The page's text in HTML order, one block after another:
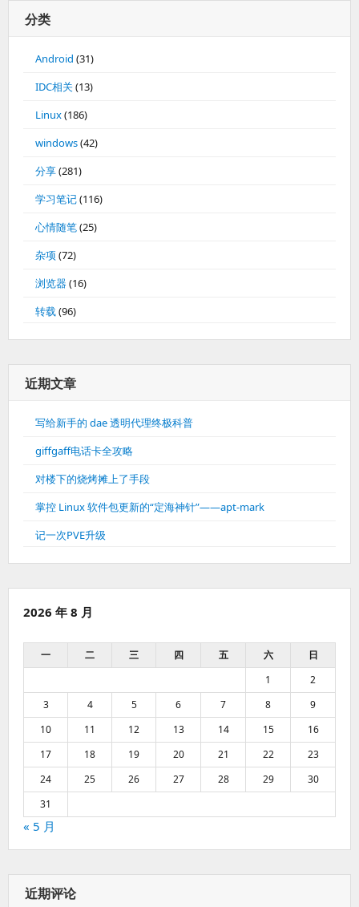
分类
Android (31)
IDC相关(13)
Linux(186)
windows(42)
分享(281)
学习笔记(116)
心情随笔(25)
杂项 (72)
浏览器(16)
转载(96)
近期文章
写给新手的 dae 透明代理终极科普
giffgaff电话卡全攻略
对楼下的烧烤摊上了手段
掌控 Linux 软件包更新的“定海神针”——apt-mark
记一次PVE升级
2026 年 8 月
一 二 三 四 五 六
日
1
2
3
4 5 6 7 8
9
10
11 12 13 14 15
16
17
18 19 20 21 22
23
24
25 26 27 28 29
30
31
« 5 月
近期评论